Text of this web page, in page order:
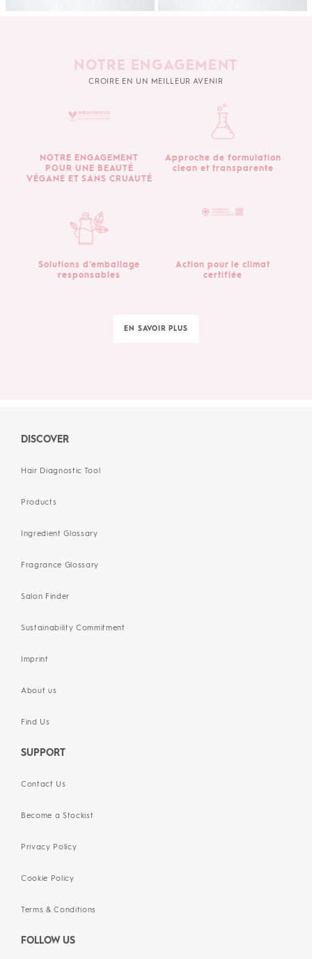
NOTRE ENGAGEMENT
CROIRE EN UN MEILLEUR AVENIR
EN SAVOIR PLUS
NOTRE ENGAGEMENT
POUR UNE BEAUTÉ
VÉGANE ET SANS CRUAUTÉ
Approche de formulation
clean et transparente
Solutions d’emballage
responsables
Action pour le climat
certifiée
DISCOVER
Hair Diagnostic Tool
Products
Ingredient Glossary
Fragrance Glossary
Salon Finder
Sustainability Commitment
Imprint
About us
Find Us
SUPPORT
Contact Us
Become a Stockist
Privacy Policy
Cookie Policy
Terms & Conditions
FOLLOW US